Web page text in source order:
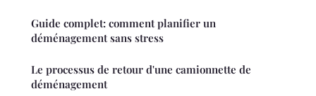
Guide complet: comment planifier un
déménagement sans stress
Le processus de retour d'une camionnette de
déménagement